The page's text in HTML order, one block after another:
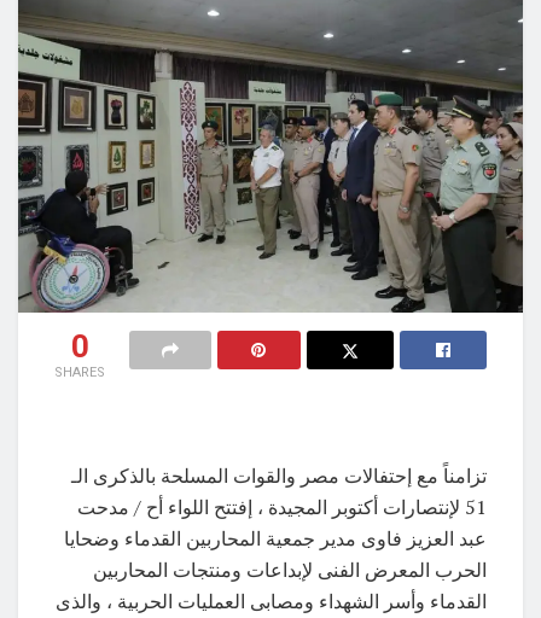
0
SHARES
تزامناً مع إحتفالات مصر والقوات المسلحة بالذكرى الـ
51 لإنتصارات أكتوبر المجيدة ، إفتتح اللواء أح / مدحت
عبد العزيز فاوى مدير جمعية المحاربين القدماء وضحايا
الحرب المعرض الفنى لإبداعات ومنتجات المحاربين
القدماء وأسر الشهداء ومصابى العمليات الحربية ، والذى